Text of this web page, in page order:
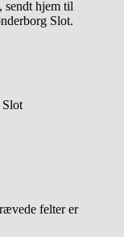
sendt hjem til
Slot.
Slot
felter er